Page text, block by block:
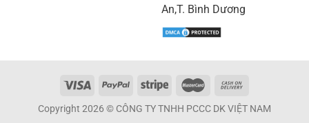
An,T. Bình Dương
Copyright 2026 © CÔNG TY TNHH PCCC DK VIỆT NAM